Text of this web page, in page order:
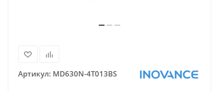
Артикул: MD630N-4T013BS